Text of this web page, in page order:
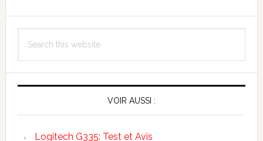
?
Primary
Sidebar
this
VOIR AUSSI :
Logitech G335: Test et Avis